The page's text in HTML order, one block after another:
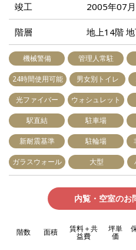
竣工 2005年07月
階層 地上14階
機械警備 管理人常駐
24時間使用可能 男女別トイレ
光ファイバー ウォシュレット
駅直結 駐車場
新耐震基準 駐輪場
ガラスウォール 大型
内覧・空室のお
階数 面積 賃料＋共
益費
坪単
価